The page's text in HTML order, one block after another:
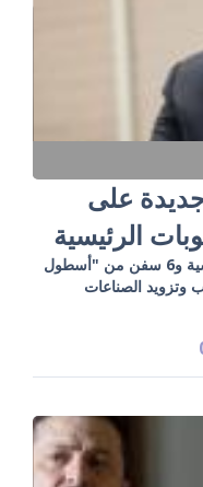
على
الرئيسية
العقوبات تشمل 19 كياناً بينها 6 بنوك روسية و6 سفن من "أسطول
الصناعات